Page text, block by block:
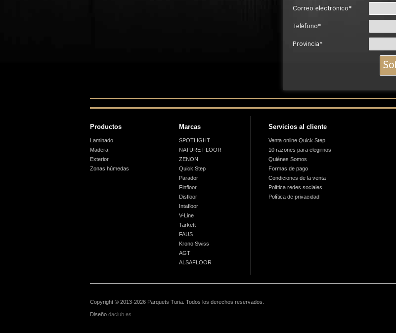
Correo electrónico*
Teléfono*
Provincia*
Productos
Laminado
Madera
Exterior
Zonas húmedas
Marcas
SPOTLIGHT
NATURE FLOOR
ZENON
Quick Step
Parador
Finfloor
Disfloor
Intafloor
V-Line
Tarkett
FAUS
Krono Swiss
AGT
ALSAFLOOR
Servicios al cliente
Venta online Quick Step
10 razones para elegirnos
Quiénes Somos
Formas de pago
Condiciones de la venta
Política redes sociales
Política de privacidad
Copyright © 2013-2026 Parquets Turia. Todos los derechos reservados.
Diseño daclub.es